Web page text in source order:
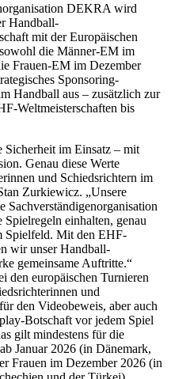
DEKRA wird
Handball-
mit der Europäischen
die Männer-EM im
Frauen-EM im Dezember
Sponsoring-
Handball aus – zusätzlich zur
Weltmeisterschaften bis
im Einsatz – mit
Genau diese Werte
und Schiedsrichtern im
Zurkiewicz. „Unsere
Sachverständigenorganisation
Spielregeln einhalten, genau
Spielfeld. Mit den EHF-
wir unser Handball-
gemeinsame Auftritte.“
den europäischen Turnieren
und
den Videobeweis, aber auch
Botschaft vor jedem Spiel
gilt mindestens für die
Januar 2026 (in Dänemark,
Frauen im Dezember 2026 (in